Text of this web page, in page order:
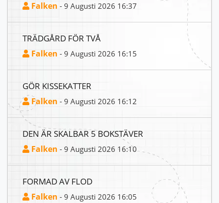
Falken - 9 Augusti 2026 16:37
TRÄDGÅRD FÖR TVÅ
Falken - 9 Augusti 2026 16:15
GÖR KISSEKATTER
Falken - 9 Augusti 2026 16:12
DEN ÄR SKALBAR 5 BOKSTÄVER
Falken - 9 Augusti 2026 16:10
FORMAD AV FLOD
Falken - 9 Augusti 2026 16:05